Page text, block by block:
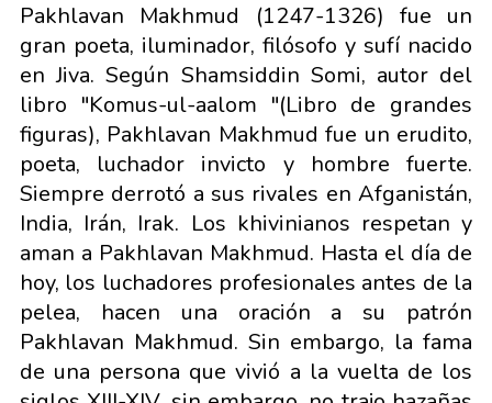
Pakhlavan Makhmud (1247-1326) fue un
gran poeta, iluminador, filósofo y sufí nacido
en Jiva. Según Shamsiddin Somi, autor del
libro "Komus-ul-aalom "(Libro de grandes
figuras), Pakhlavan Makhmud fue un erudito,
poeta, luchador invicto y hombre fuerte.
Siempre derrotó a sus rivales en Afganistán,
India, Irán, Irak. Los khivinianos respetan y
aman a Pakhlavan Makhmud. Hasta el día de
hoy, los luchadores profesionales antes de la
pelea, hacen una oración a su patrón
Pakhlavan Makhmud. Sin embargo, la fama
de una persona que vivió a la vuelta de los